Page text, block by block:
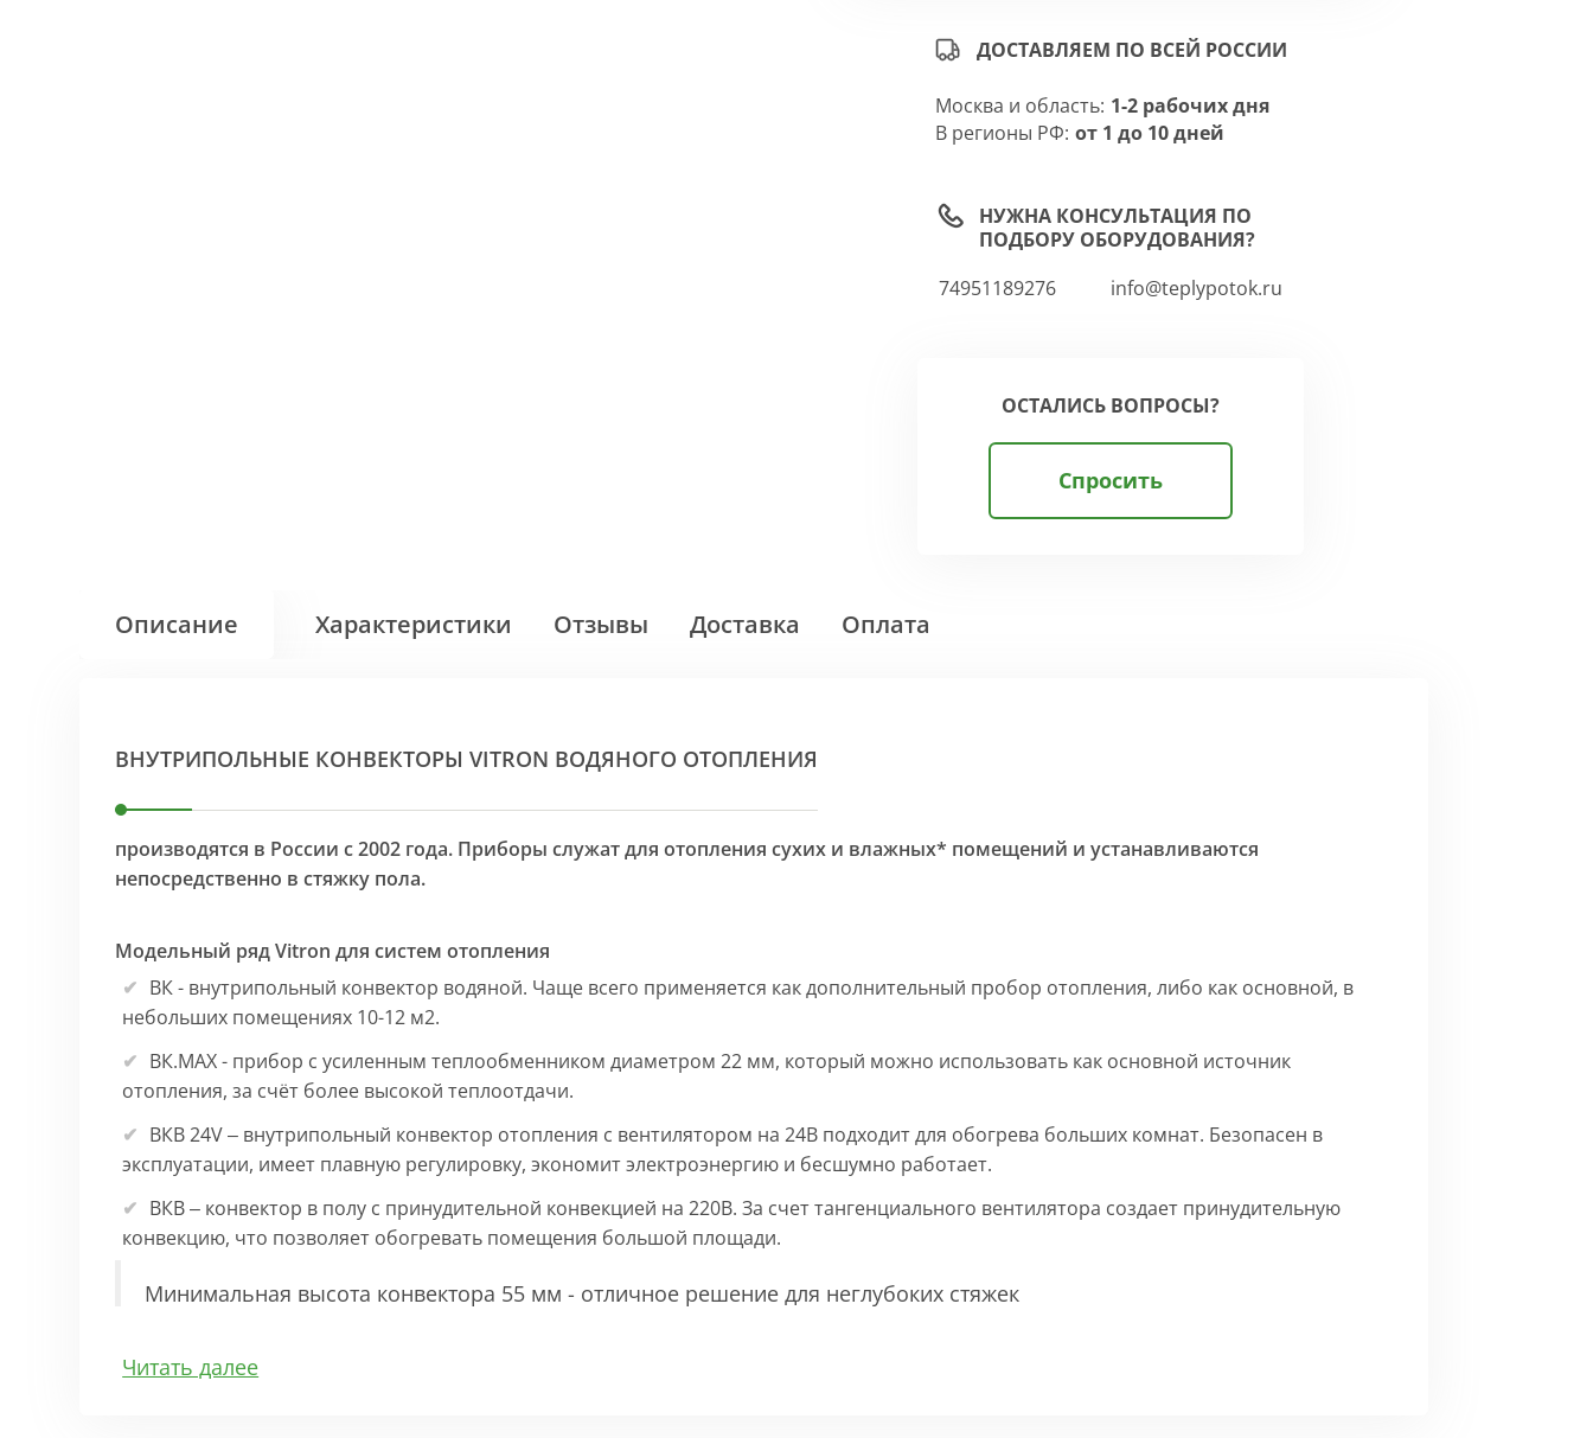
ДОСТАВЛЯЕМ ПО ВСЕЙ РОССИИ
Москва и область: 1-2 рабочих дня
В регионы РФ: от 1 до 10 дней
НУЖНА КОНСУЛЬТАЦИЯ ПО
ПОДБОРУ ОБОРУДОВАНИЯ?
74951189276
info@teplypotok.ru
ОСТАЛИСЬ ВОПРОСЫ?
Спросить
Описание Характеристики Отзывы Доставка Оплата
ВНУТРИПОЛЬНЫЕ КОНВЕКТОРЫ VITRON ВОДЯНОГО ОТОПЛЕНИЯ
производятся в России с 2002 года. Приборы служат для отопления сухих и влажных* помещений и устанавливаются
непосредственно в стяжку пола.
Модельный ряд Vitron для систем отопления
ВК - внутрипольный конвектор водяной. Чаще всего применяется как дополнительный пробор отопления, либо как основной, в
небольших помещениях 10-12 м2.
ВК.МАХ - прибор с усиленным теплообменником диаметром 22 мм, который можно использовать как основной источник
отопления, за счёт более высокой теплоотдачи.
ВКВ 24V – внутрипольный конвектор отопления с вентилятором на 24В подходит для обогрева больших комнат. Безопасен в
эксплуатации, имеет плавную регулировку, экономит электроэнергию и бесшумно работает.
ВКВ – конвектор в полу с принудительной конвекцией на 220В. За счет тангенциального вентилятора создает принудительную
конвекцию, что позволяет обогревать помещения большой площади.
Минимальная высота конвектора 55 мм - отличное решение для неглубоких стяжек
Особенности:
Читать далее